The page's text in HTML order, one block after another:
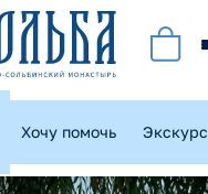
Хочу помочь
использует куки-
чтобы помочь вам в
лучший